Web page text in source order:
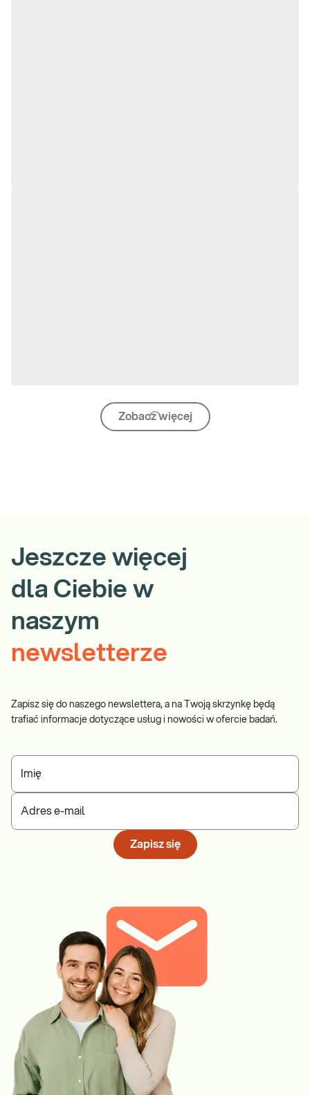
Zobacz więcej
Jeszcze więcej
dla Ciebie w
naszym
newsletterze
Zapisz się do naszego newslettera, a na Twoją skrzynkę będą
trafiać informacje dotyczące usług i nowości w ofercie badań.
Imię
Adres e-mail
Zapisz się